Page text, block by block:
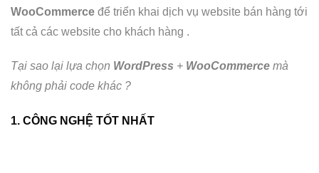
WooCommerce để triển khai dịch vụ website bán hàng tới
tất cả các website cho khách hàng .
Tại sao lại lựa chọn WordPress + WooCommerce mà
không phải code khác ?
1. CÔNG NGHỆ TỐT NHẤT